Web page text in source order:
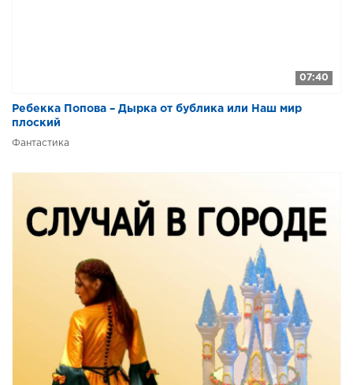
07:40
Ребекка Попова – Дырка от бублика или Наш мир
плоский
Фантастика